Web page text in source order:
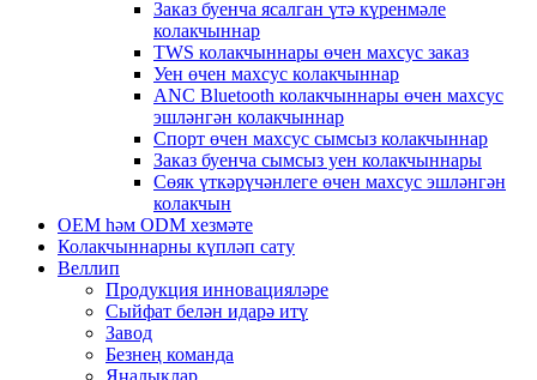
Заказ буенча ясалган үтә күренмәле
колакчыннар
TWS колакчыннары өчен махсус заказ
Уен өчен махсус колакчыннар
ANC Bluetooth колакчыннары өчен махсус
эшләнгән колакчыннар
Спорт өчен махсус сымсыз колакчыннар
Заказ буенча сымсыз уен колакчыннары
Сөяк үткәрүчәнлеге өчен махсус эшләнгән
колакчын
OEM һәм ODM хезмәте
Колакчыннарны күпләп сату
Веллип
Продукция инновацияләре
Сыйфат белән идарә итү
Завод
Безнең команда
Яңалыклар